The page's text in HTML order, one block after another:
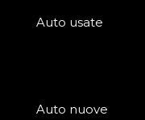
Auto usate
Auto nuove